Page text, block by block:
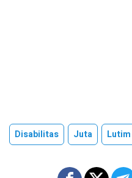
Disabilitas Juta Lutim